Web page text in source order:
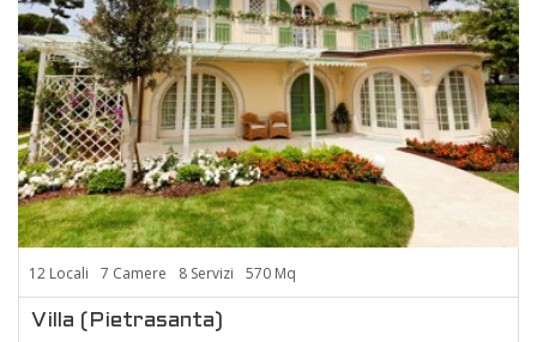
12 Locali 7 Camere 8 Servizi 570 Mq
Villa (Pietrasanta)